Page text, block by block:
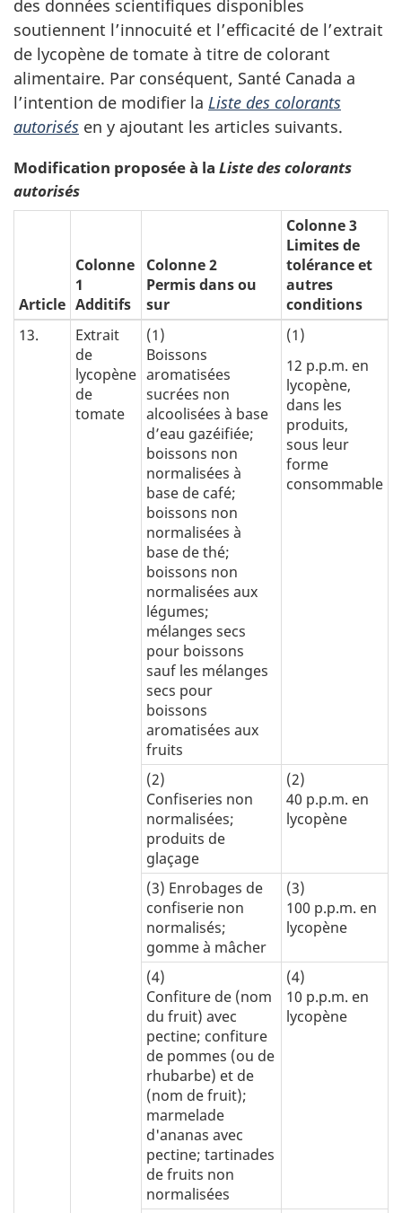
des données scientifiques disponibles
soutiennent l’innocuité et l’efficacité de l’extrait
de lycopène de tomate à titre de colorant
alimentaire. Par conséquent, Santé Canada a
l’intention de modifier la Liste des colorants
autorisés en y ajoutant les articles suivants.
Modification proposée à la Liste des colorants
autorisés
Article
Colonne
1
Additifs
Colonne 2
Permis dans ou
sur
Colonne 3
Limites de
tolérance et
autres
conditions
13.
Extrait
de
lycopène
de
tomate
(1)
Boissons
aromatisées
sucrées non
alcoolisées à base
d’eau gazéifiée;
boissons non
normalisées à
base de café;
boissons non
normalisées à
base de thé;
boissons non
normalisées aux
légumes;
mélanges secs
pour boissons
sauf les mélanges
secs pour
boissons
aromatisées aux
fruits
(1)
12 p.p.m. en
lycopène,
dans les
produits,
sous leur
forme
consommable
(2)
Confiseries non
normalisées;
produits de
glaçage
(2)
40 p.p.m. en
lycopène
(3) Enrobages de
confiserie non
normalisés;
gomme à mâcher
(3)
100 p.p.m. en
lycopène
(4)
Confiture de (nom
du fruit) avec
pectine; confiture
de pommes (ou de
rhubarbe) et de
(nom de fruit);
marmelade
d'ananas avec
pectine; tartinades
de fruits non
normalisées
(4)
10 p.p.m. en
lycopène